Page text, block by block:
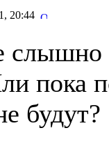
20:44
слышно
пока
будут?